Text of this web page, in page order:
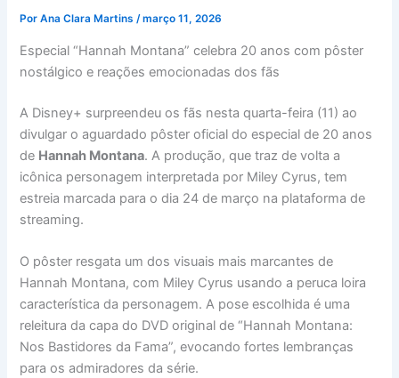
PorAna Clara Martins/março 11, 2026
Especial “Hannah Montana” celebra 20 anos com pôster
nostálgico e reações emocionadas dos fãs
A Disney+ surpreendeu os fãs nesta quarta-feira (11) ao
divulgar o aguardado pôster oficial do especial de 20 anos
de Hannah Montana. A produção, que traz de volta a
icônica personagem interpretada por Miley Cyrus, tem
estreia marcada para o dia 24 de março na plataforma de
streaming.
O pôster resgata um dos visuais mais marcantes de
Hannah Montana, com Miley Cyrus usando a peruca loira
característica da personagem. A pose escolhida é uma
releitura da capa do DVD original de “Hannah Montana:
Nos Bastidores da Fama”, evocando fortes lembranças
para os admiradores da série.